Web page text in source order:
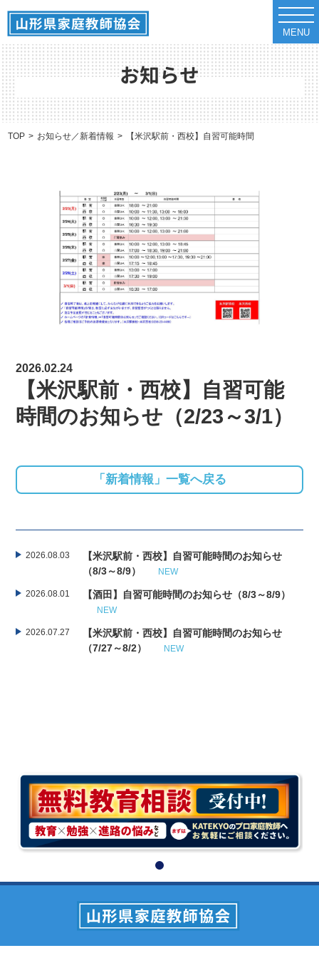
t
o
g
g
l
e
n
v
i
g
MENU
お知らせ
TOP お知らせ／新着情報 【米沢駅前・西校】自習可能時間のお知らせ（2/
2026.02.24
【米沢駅前・西校】自習可能
時間のお知らせ（2/23～3/1）
「新着情報」一覧へ戻る
2026.08.03
【米沢駅前・西校】自習可能時間のお知らせ
（8/3～8/9）
NEW
2026.08.01 【酒田】自習可能時間のお知らせ（8/3～8/9）
NEW
2026.07.27
【米沢駅前・西校】自習可能時間のお知らせ
（7/27～8/2）
NEW